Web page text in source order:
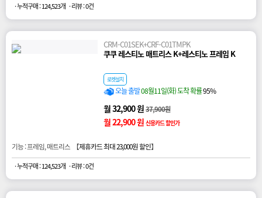
· 누적구매 : 124,523개 · 리뷰 : 0건
CRM-C01SEK+CRF-C01TMPK
쿠쿠 레스티노 매트리스 K+레스티노 프레임 K
로켓설치
오늘 출발08월11일(화) 도착 확률95%
월 32,900 원37,900원
월 22,900 원 신용카드 할인가
기능 : 프레임, 매트리스 【제휴카드 최대 23,000원 할인】
· 누적구매 : 124,523개 · 리뷰 : 0건